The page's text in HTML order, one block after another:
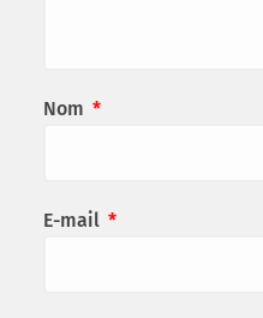
Nom *
E-mail *